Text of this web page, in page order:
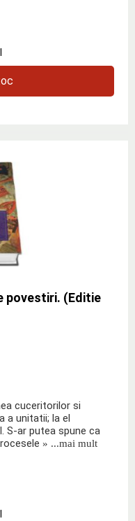
povestiri. (Editie
cuceritorilor si
a unitatii; la el
S-ar putea spune ca
» ...mai mult